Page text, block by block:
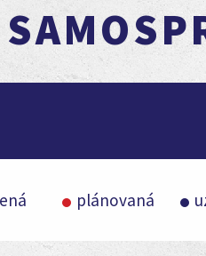
plánovaná